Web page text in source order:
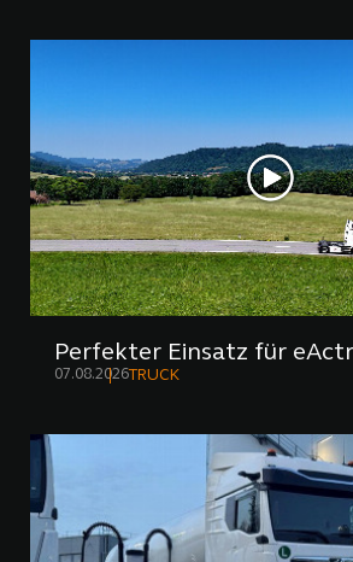
Perfekter Einsatz für
07.08.2026 TRUCK